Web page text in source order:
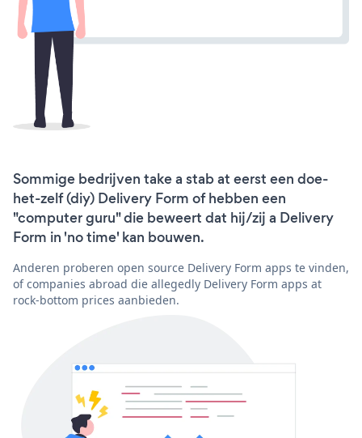
Sommige bedrijven take a stab at eerst een doe-
het-zelf (diy) Delivery Form of hebben een
"computer guru" die beweert dat hij/zij a Delivery
Form in 'no time' kan bouwen.
Anderen proberen open source Delivery Form apps te vinden,
of companies abroad die allegedly Delivery Form apps at
rock-bottom prices aanbieden.